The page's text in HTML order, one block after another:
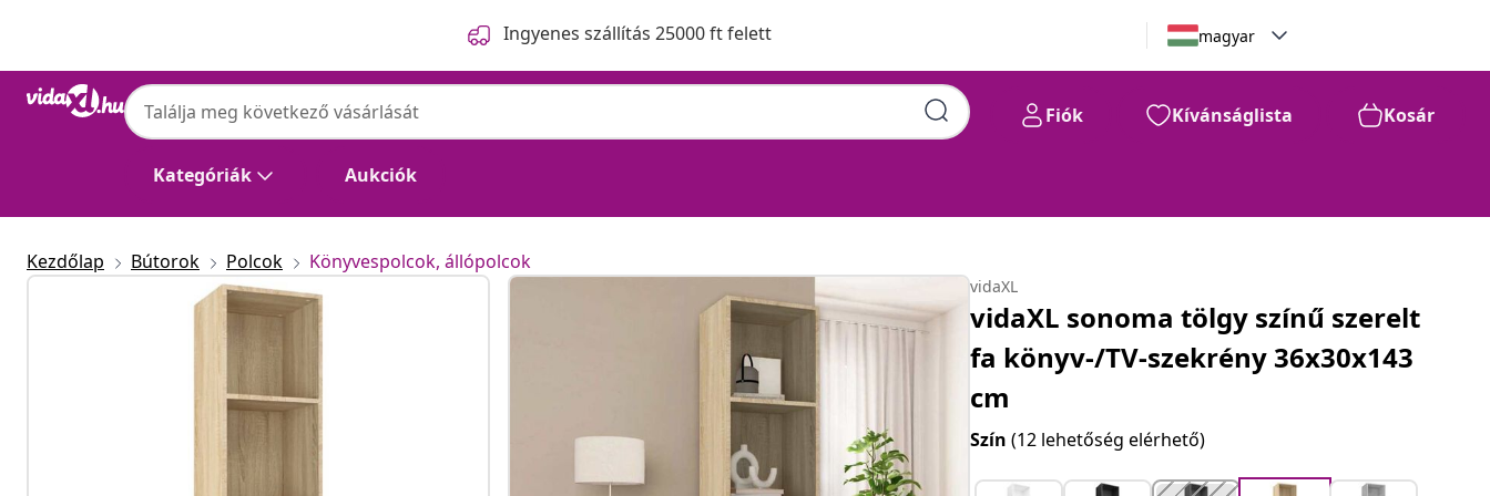
Ingyenes szállítás 25000 ft felett magyar
Kategóriák Aukciók
Fiók Kívánságlista Kosár
Kezdőlap Bútorok Polcok Könyvespolcok, állópolcok
vidaXL
vidaXL sonoma tölgy színű szerelt
fa könyv-/TV-szekrény 36x30x143
cm
Szín(12 lehetőség elérhető)